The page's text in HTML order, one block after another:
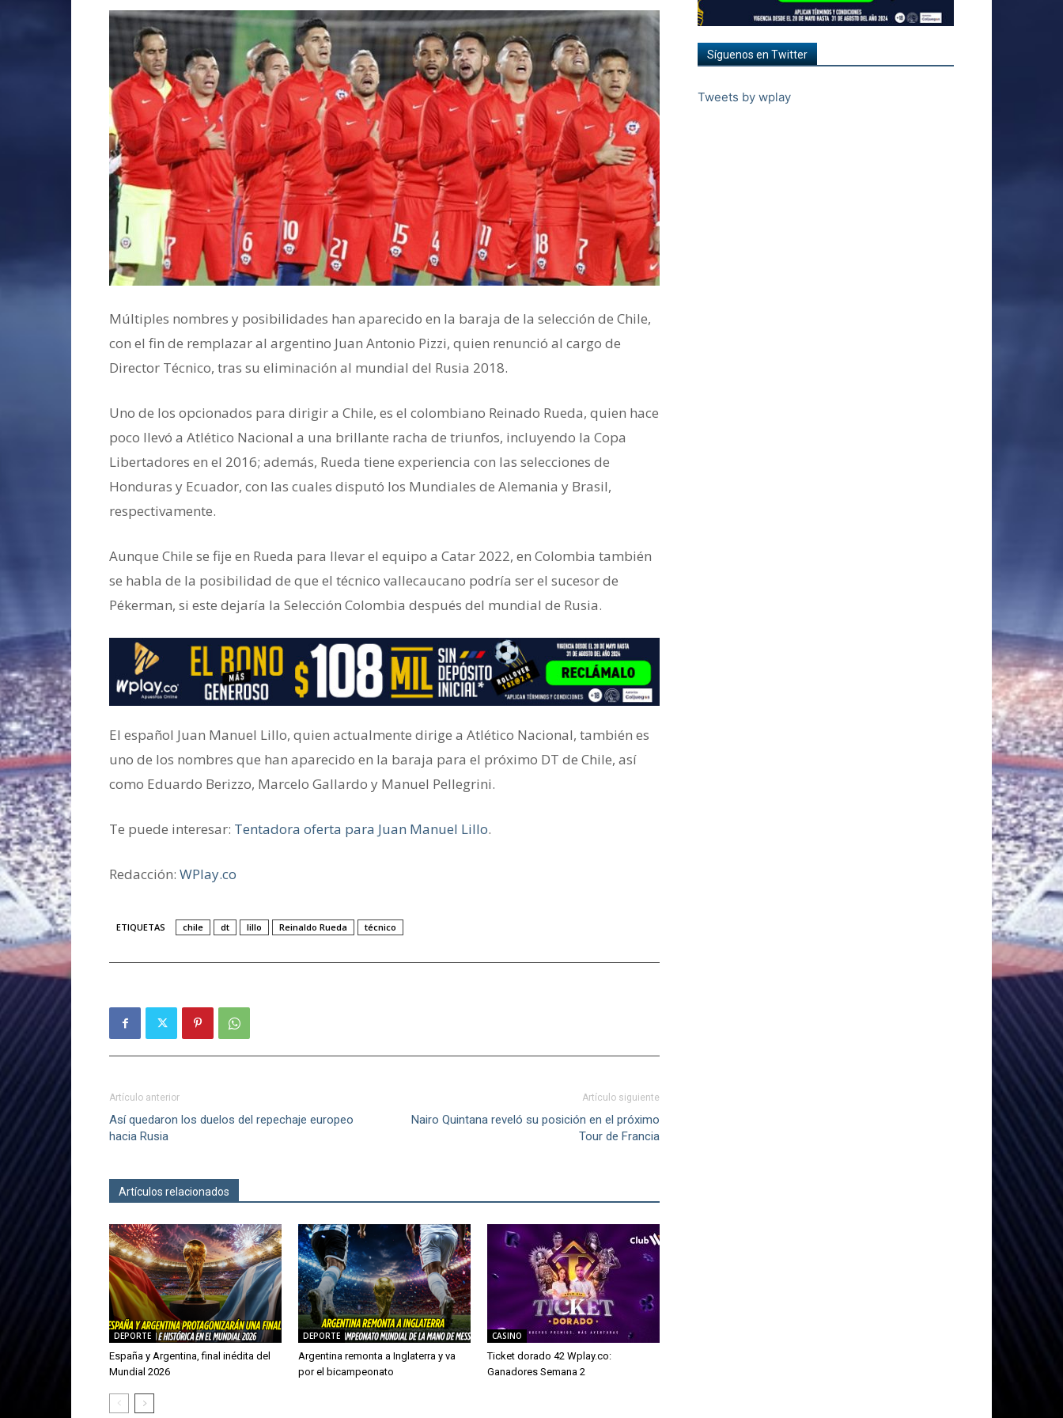
Múltiples nombres y posibilidades han aparecido en la baraja de la selección de Chile,
con el fin de remplazar al argentino Juan Antonio Pizzi, quien renunció al cargo de
Director Técnico, tras su eliminación al mundial del Rusia 2018.
Uno de los opcionados para dirigir a Chile, es el colombiano Reinado Rueda, quien hace
poco llevó a Atlético Nacional a una brillante racha de triunfos, incluyendo la Copa
Libertadores en el 2016; además, Rueda tiene experiencia con las selecciones de
Honduras y Ecuador, con las cuales disputó los Mundiales de Alemania y Brasil,
respectivamente.
Aunque Chile se fije en Rueda para llevar el equipo a Catar 2022, en Colombia también
se habla de la posibilidad de que el técnico vallecaucano podría ser el sucesor de
Pékerman, si este dejaría la Selección Colombia después del mundial de Rusia.
El español Juan Manuel Lillo, quien actualmente dirige a Atlético Nacional, también es
uno de los nombres que han aparecido en la baraja para el próximo DT de Chile, así
como Eduardo Berizzo, Marcelo Gallardo y Manuel Pellegrini.
Te puede interesar: Tentadora oferta para Juan Manuel Lillo.
Redacción: WPlay.co
ETIQUETAS chile dt lillo Reinaldo Rueda técnico
Artículo anterior
Así quedaron los duelos del repechaje europeo
hacia Rusia
Artículo siguiente
Nairo Quintana reveló su posición en el próximo
Tour de Francia
Artículos relacionados
DEPORTE
España y Argentina, final inédita del
Mundial 2026
DEPORTE
Argentina remonta a Inglaterra y va
por el bicampeonato
CASINO
Ticket dorado 42 Wplay.co:
Ganadores Semana 2
Síguenos en Twitter
Tweets by wplay